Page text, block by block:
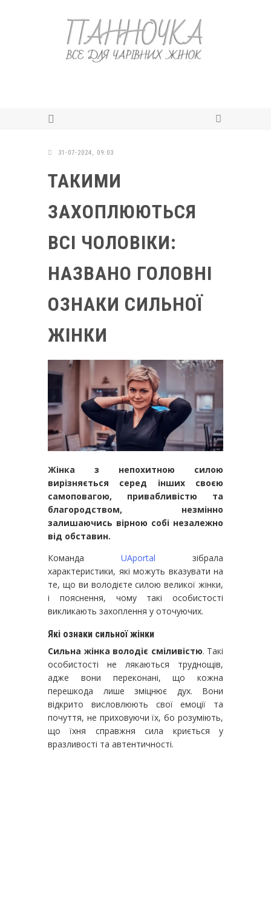
31-07-2024, 09:03
ТАКИМИ
ЗАХОПЛЮЮТЬСЯ
ВСІ ЧОЛОВІКИ:
НАЗВАНО ГОЛОВНІ
ОЗНАКИ СИЛЬНОЇ
ЖІНКИ
Жінка з непохитною силою
вирізняється серед інших своєю
самоповагою, привабливістю та
благородством, незмінно
залишаючись вірною собі незалежно
від обставин.
Команда UAportal зібрала
характеристики, які можуть вказувати на
те, що ви володієте силою великої жінки,
і пояснення, чому такі особистості
викликають захоплення у оточуючих.
Які ознаки сильної жінки
Сильна жінка володіє сміливістю. Такі
особистості не лякаються труднощів,
адже вони переконані, що кожна
перешкода лише зміцнює дух. Вони
відкрито висловлюють свої емоції та
почуття, не приховуючи їх, бо розуміють,
що їхня справжня сила криється у
вразливості та автентичності.